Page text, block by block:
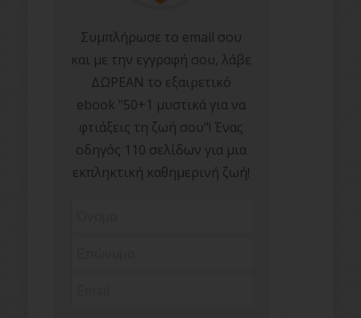
Συμπλήρωσε το email σου
και με την εγγραφή σου, λάβε
ΔΩΡΕΑΝ το εξαιρετικό
ebook "50+1 μυστικά για να
φτιάξεις τη ζωή σου"! Ένας
οδηγός 110 σελίδων για μια
εκπληκτική καθημερινή ζωή!